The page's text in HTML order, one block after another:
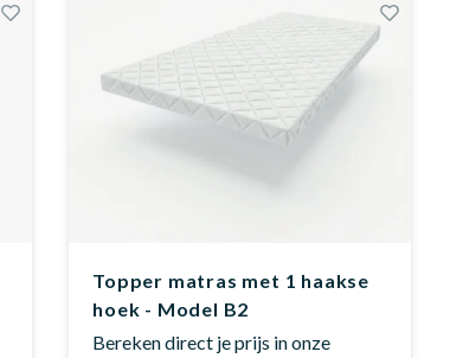
Topper matras met 1 haakse
hoek - Model B2
Bereken direct je prijs in onze